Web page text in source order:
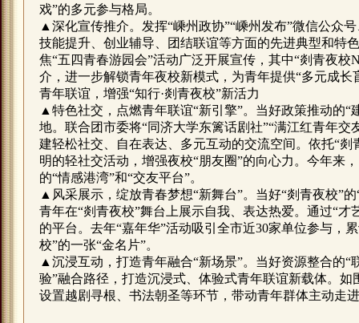
戏”的多元参与格局。
▲深化宣传推介。发挥“嵊州政协”“嵊州发布”微信公众
技能提升、创业辅导、团结联谊等方面的先进典型和特
焦“五四青春游园会”活动广泛开展宣传，其中“剡青夜
介，进一步解锁青年夜校新模式，为青年提供“多元成长
青年联谊，增强“知行·剡青夜校”新活力
▲特色社交，点燃青年联谊“新引擎”。当好政策推动的
地。联合团市委将“同济大学东篱话剧社”“满江红青年
建轻松社交、自在表达、多元互动的交流空间。依托“
明的轻社交活动，增强夜校“朋友圈”的向心力。今年来
的“情感港湾”和“交友平台”。
▲风采展示，绽放青春梦想“新舞台”。当好“剡青夜校”
青年在“剡青夜校”舞台上展示自我、表达热爱。通过“
的平台。去年“嘉年华”活动吸引全市近30家单位参与，
校”的一张“金名片”。
▲沉浸互动，打造青年融合“新场景”。当好资源整合的
验”融合路径，打造沉浸式、体验式青年联谊新载体。
设置越剧寻根、书法朝圣等环节，带动青年群体主动走